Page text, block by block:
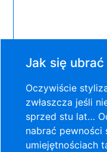
Jak się
Oczywiście
zwłaszcza jeśli
sprzed stu lat…
nabrać
umiejętnościach